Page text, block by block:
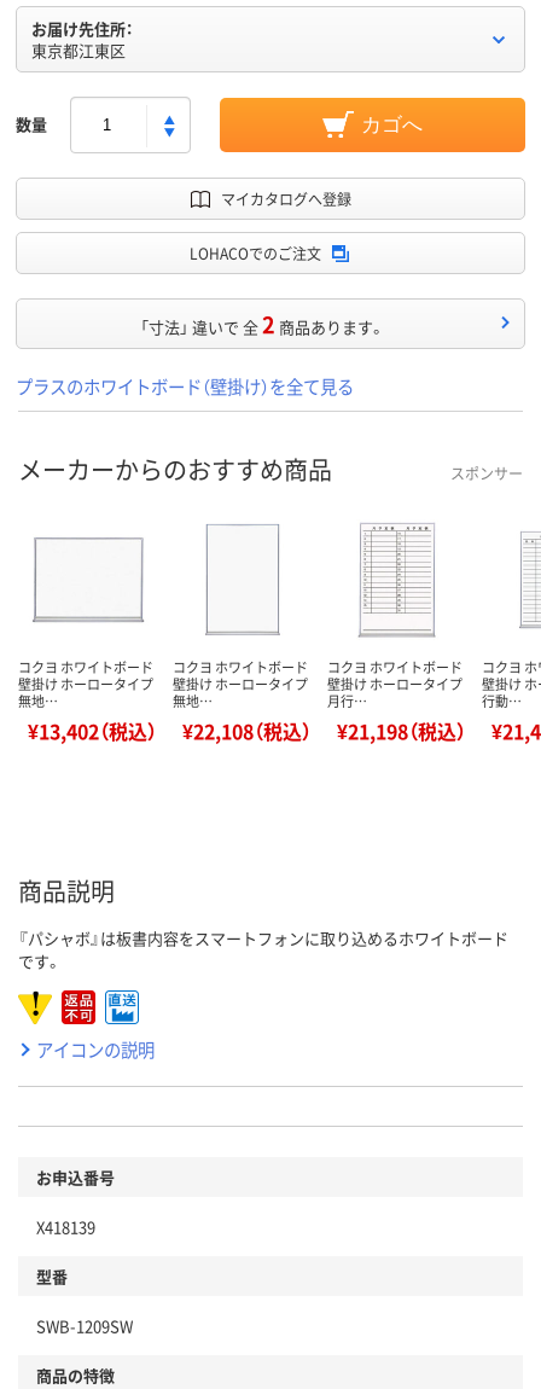
お届け先住所：
東京都江東区
数量 カゴへ
マイカタログへ登録
LOHACOでのご注文
「寸法」 違いで 全2 商品あります。
プラスのホワイトボード（壁掛け）を全て見る
メーカーからのおすすめ商品 スポンサー
コクヨ ホワイトボード
壁掛け ホーロータイプ
無地…
¥13,402（税込）
コクヨ ホワイトボード
壁掛け ホーロータイプ
無地…
¥22,108（税込）
コクヨ ホワイトボード
壁掛け ホーロータイプ
月行…
¥21,198（税込）
コクヨ
壁掛け
行動…
商品説明
『パシャボ』は板書内容をスマートフォンに取り込めるホワイトボード
です。
アイコンの説明
お申込番号
X418139
型番
SWB-1209SW
商品の特徴